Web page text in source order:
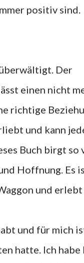
positiv sind.
Der
einen nicht
richtige
und kann
Buch birgt so
Hoffnung. Es
und erlebt
und für mich
hatte. Ich habe